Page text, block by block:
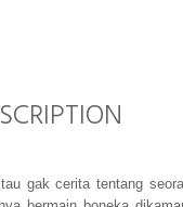
gak cerita tentang